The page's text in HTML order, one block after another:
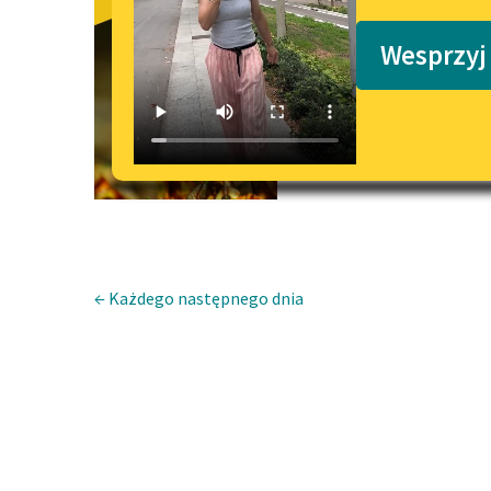
← Każdego następnego dnia